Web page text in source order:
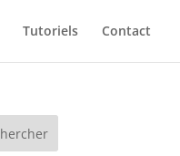
Tutoriels Contact